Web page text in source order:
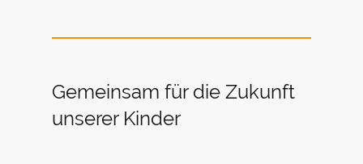
Gemeinsam für die Zukunft
unserer Kinder